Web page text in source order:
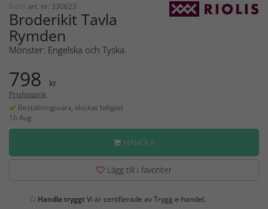
Riolis art. nr: 330623
Broderikit Tavla
Rymden
Mönster: Engelska och Tyska.
798 kr
Prishistorik
Beställningsvara, skickas tidigast
16 Aug
HANDLA
Lägg till i favoriter
Handla tryggtVi är certifierade av Trygg e-handel.